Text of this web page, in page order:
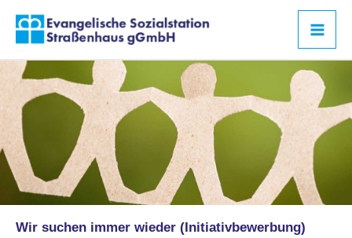
Zum
Inhalt
Wir suchen immer wieder (Initiativbewerbung)